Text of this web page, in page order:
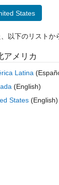
3 月 12 1 回答
questions
can I limit the
States
、以下のリストか
アメリカ
Latina
(English)
States (English)